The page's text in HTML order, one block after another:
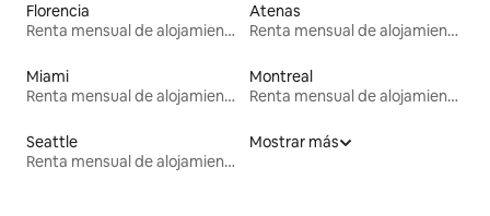
Florencia
Renta mensual de alojamientos
Atenas
Renta mensual de alojamientos
Miami
Renta mensual de alojamientos
Montreal
Renta mensual de alojamientos
Seattle
Renta mensual de alojamientos
Mostrar más